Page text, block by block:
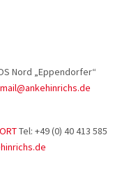
Nord „Eppendorfer“
mail@ankehinrichs.de
Tel: +49 (0) 40 413 585